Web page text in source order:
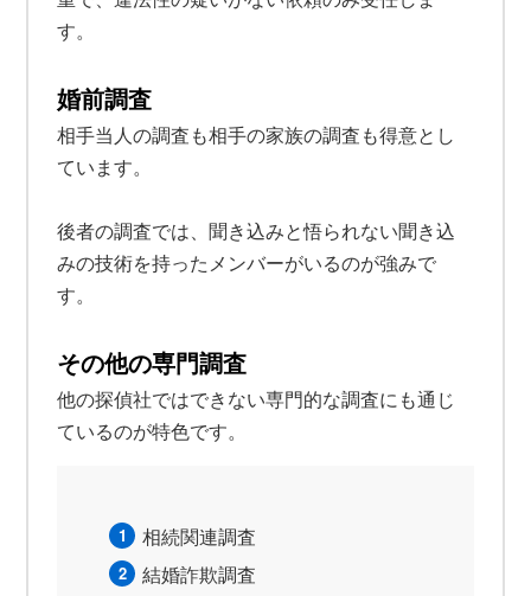
す。
婚前調査
相手当人の調査も相手の家族の調査も得意とし
ています。
後者の調査では、聞き込みと悟られない聞き込
みの技術を持ったメンバーがいるのが強みで
す。
その他の専門調査
他の探偵社ではできない専門的な調査にも通じ
ているのが特色です。
相続関連調査
結婚詐欺調査